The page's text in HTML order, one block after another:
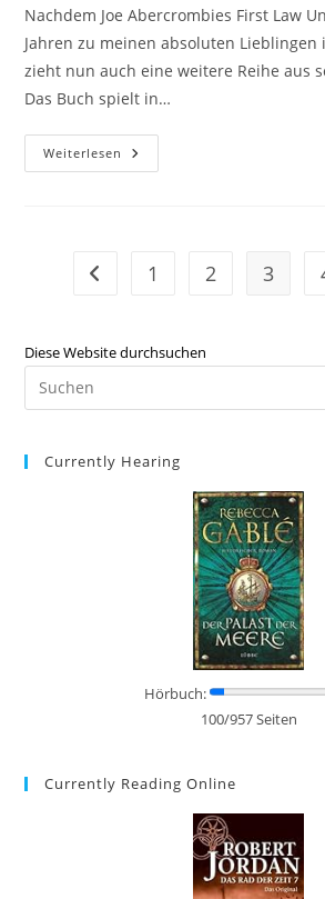
Nachdem Joe Abercrombies First Law
Jahren zu meinen absoluten Lieblingen
zieht nun auch eine weitere Reihe aus
Das Buch spielt in…
Weiterlesen
1 2 3
Diese Website durchsuchen
Currently Hearing
Hörbuch:
100/957 Seiten
Currently Reading Online